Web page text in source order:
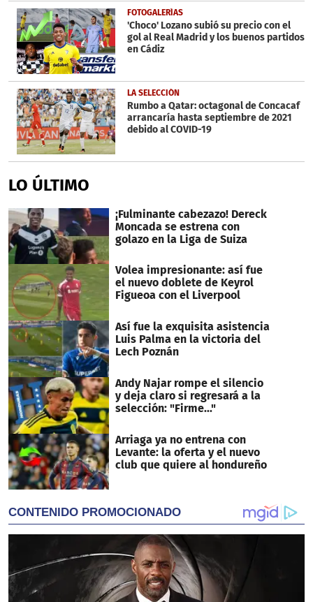
FOTOGALERÍAS
'Choco' Lozano subió su precio con el
gol al Real Madrid y los buenos partidos
en Cádiz
LA SELECCIÓN
Rumbo a Qatar: octagonal de Concacaf
arrancaría hasta septiembre de 2021
debido al COVID-19
LO ÚLTIMO
¡Fulminante cabezazo! Dereck
Moncada se estrena con
golazo en la Liga de Suiza
Volea impresionante: así fue
el nuevo doblete de Keyrol
Figueoa con el Liverpool
Así fue la exquisita asistencia
Luis Palma en la victoria del
Lech Poznán
Andy Najar rompe el silencio
y deja claro si regresará a la
selección: "Firme..."
Arriaga ya no entrena con
Levante: la oferta y el nuevo
club que quiere al hondureño